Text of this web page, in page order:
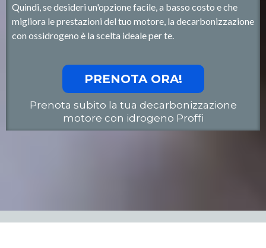
Quindi, se desideri un'opzione facile, a basso costo e che
migliora le prestazioni del tuo motore, la decarbonizzazione
con ossidrogeno è la scelta ideale per te.
PRENOTA ORA!
Prenota subito la tua decarbonizzazione
motore con idrogeno Proffi